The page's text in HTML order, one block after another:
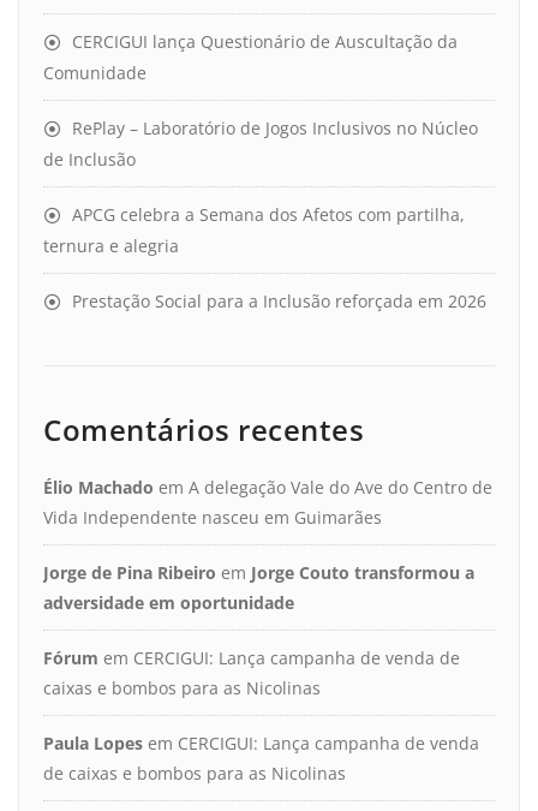
CERCIGUI lança Questionário de Auscultação da
Comunidade
RePlay – Laboratório de Jogos Inclusivos no Núcleo
de Inclusão
APCG celebra a Semana dos Afetos com partilha,
ternura e alegria
Prestação Social para a Inclusão reforçada em 2026
Comentários recentes
Élio Machado em A delegação Vale do Ave do Centro de
Vida Independente nasceu em Guimarães
Jorge de Pina Ribeiro em Jorge Couto transformou a
adversidade em oportunidade
Fórum em CERCIGUI: Lança campanha de venda de
caixas e bombos para as Nicolinas
Paula Lopes em CERCIGUI: Lança campanha de venda
de caixas e bombos para as Nicolinas